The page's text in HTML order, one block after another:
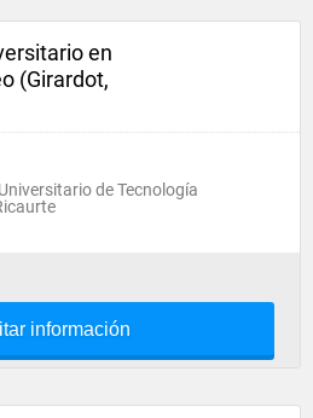
en
(Girardot,
de Tecnología
información